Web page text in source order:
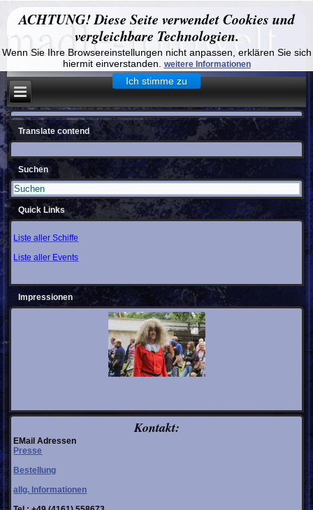
ACHTUNG! Diese Seite verwendet Cookies und
vergleichbare Technologien.
Wenn Sie Ihre Browsereinstellungen nicht anpassen, erklären Sie sich
hiermit einverstanden.
weitere Informationen
Ich stimme zu
Translate contend
Suchen
Quick Links
Liste aller Schiffe
Liste aller Events
Impressionen
Kontakt:
EMail Adressen
Presse
Bestellung
allg. Informationen